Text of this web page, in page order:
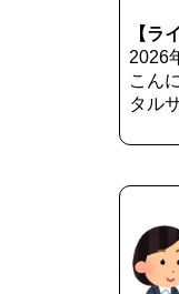
【ラ
2026
こん
タル